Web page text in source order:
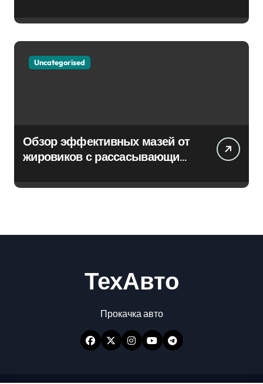
Uncategorised
Обзор эффективных мазей от
жировиков с рассасывающим
ТехАвто
Прокачка авто